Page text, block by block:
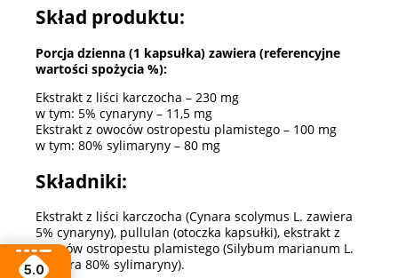
Skład produktu:
Porcja dzienna (1 kapsułka) zawiera (referencyjne
wartości spożycia %):
Ekstrakt z liści karczocha – 230 mg
w tym: 5% cynaryny – 11,5 mg
Ekstrakt z owoców ostropestu plamistego – 100 mg
w tym: 80% sylimaryny – 80 mg
Składniki:
Ekstrakt z liści karczocha (Cynara scolymus L. zawiera
5% cynaryny), pullulan (otoczka kapsułki), ekstrakt z
owoców ostropestu plamistego (Silybum marianum L.
zawiera 80% sylimaryny).
5.0